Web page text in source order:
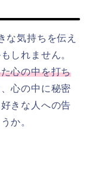
な気持ちを伝え
しれません。
心の中を打ち
心の中に秘密
きな人への告
か。